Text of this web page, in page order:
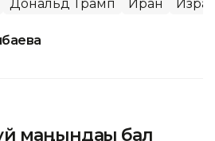
Дональд Трамп Иран
маңындағы бал